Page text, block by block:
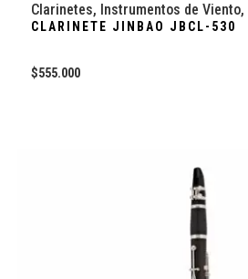
Clarinetes, Instrumentos de Viento,
CLARINETE JINBAO JBCL-530
$555.000